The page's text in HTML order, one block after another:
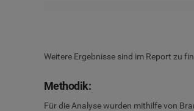
Weitere Ergebnisse sind im Report zu
Methodik:
Für die Analyse wurden mithilfe von